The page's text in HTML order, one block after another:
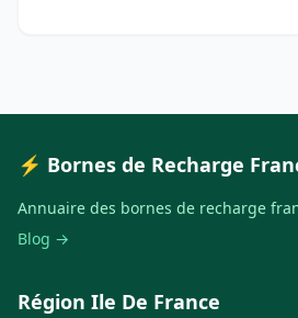
⚡ Bornes de Recharge
Annuaire des bornes de recharge
Blog →
Région Ile De France